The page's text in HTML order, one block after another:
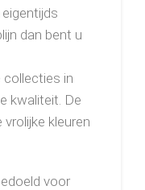
dan bent u
collecties in
kwaliteit. De
kleuren
voor